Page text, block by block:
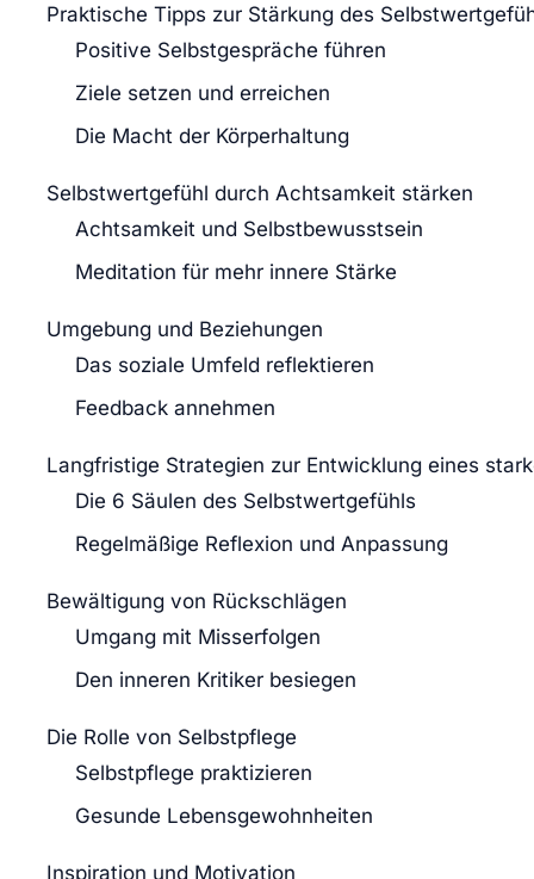
Praktische Tipps zur Stärkung des
Positive Selbstgespräche führen
Ziele setzen und erreichen
Die Macht der Körperhaltung
Selbstwertgefühl durch Achtsamkeit stärken
Achtsamkeit und Selbstbewusstsein
Meditation für mehr innere Stärke
Umgebung und Beziehungen
Das soziale Umfeld reflektieren
Feedback annehmen
Langfristige Strategien zur Entwicklung eines
Die 6 Säulen des Selbstwertgefühls
Regelmäßige Reflexion und Anpassung
Bewältigung von Rückschlägen
Umgang mit Misserfolgen
Den inneren Kritiker besiegen
Die Rolle von Selbstpflege
Selbstpflege praktizieren
Gesunde Lebensgewohnheiten
Inspiration und Motivation